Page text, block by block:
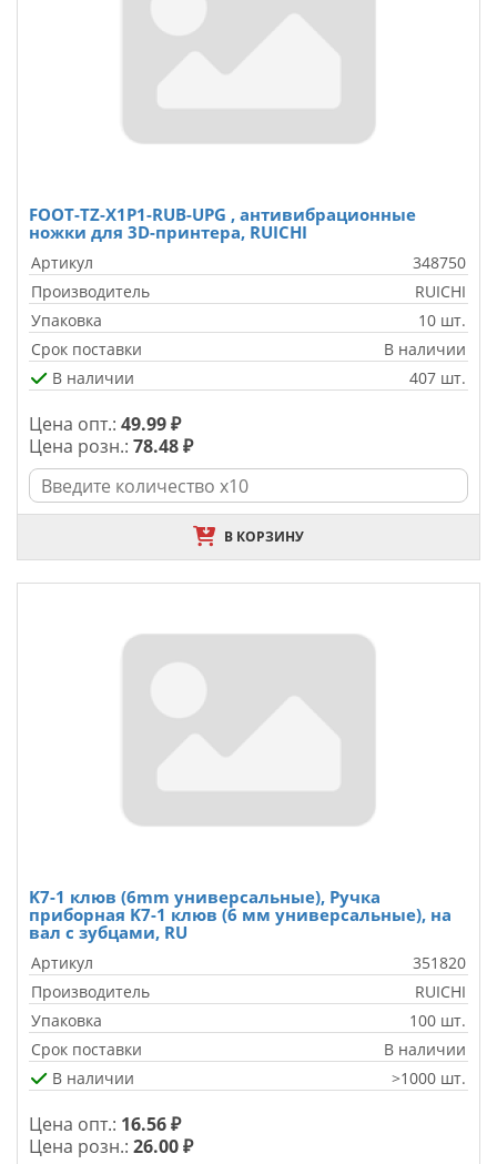
FOOT-TZ-X1P1-RUB-UPG , антивибрационные
ножки для 3D-принтера, RUICHI
Артикул
348750
Производитель
RUICHI
Упаковка
10 шт.
Срок поставки
В наличии
В наличии
407 шт.
Цена опт.: 49.99 ₽
Цена розн.: 78.48 ₽
В КОРЗИНУ
K7-1 клюв (6mm универсальные), Ручка
приборная K7-1 клюв (6 мм универсальные), на
вал с зубцами, RU
Артикул
351820
Производитель
RUICHI
Упаковка
100 шт.
Срок поставки
В наличии
В наличии
>1000 шт.
Цена опт.: 16.56 ₽
Цена розн.: 26.00 ₽